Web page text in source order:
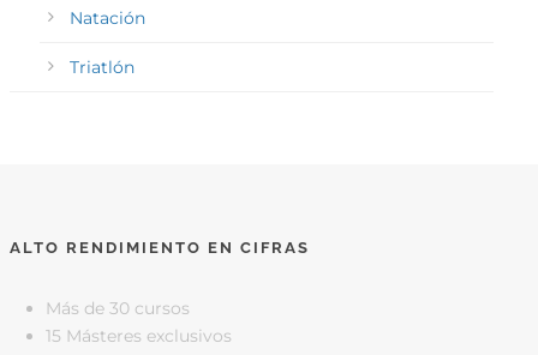
Natación
Triatlón
ALTO RENDIMIENTO EN CIFRAS
Más de 30 cursos
15 Másteres exclusivos